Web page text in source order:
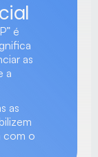
é
as
a
as
com o